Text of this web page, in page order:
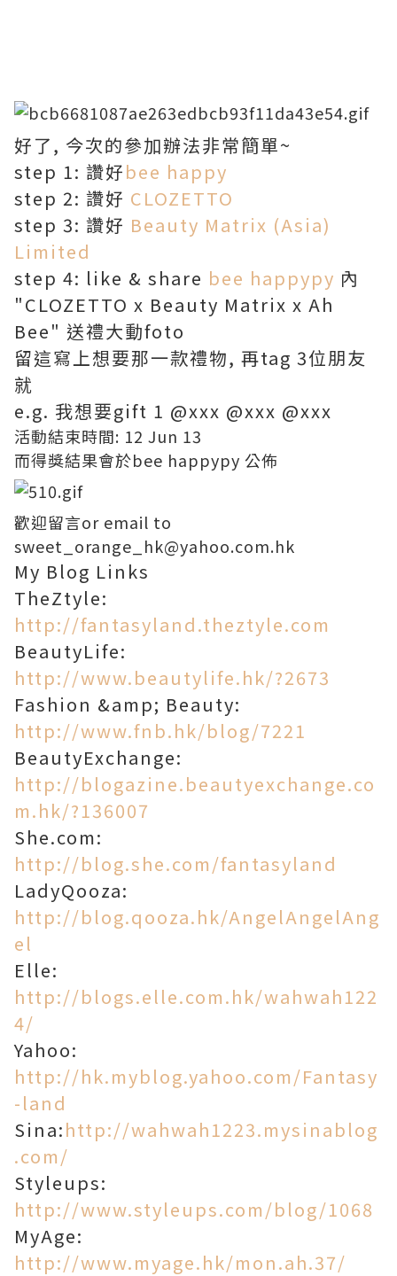
好了, 今次的參加辦法非常簡單~
step 1: 讚好bee happy
step 2: 讚好 CLOZETTO
step 3: 讚好 Beauty Matrix (Asia)
Limited
step 4: like & share bee happypy 內
"CLOZETTO x Beauty Matrix x Ah
Bee" 送禮大動foto
留這寫上想要那一款禮物, 再tag 3位朋友
就
e.g. 我想要gift 1 @xxx @xxx @xxx
活動結束時間: 12 Jun 13
而得獎結果會於bee happypy 公佈
歡迎留言or email to
sweet_orange_hk@yahoo.com.hk
My Blog Links
TheZtyle:
http://fantasyland.theztyle.com
BeautyLife:
http://www.beautylife.hk/?2673
Fashion &amp; Beauty:
http://www.fnb.hk/blog/7221
BeautyExchange:
http://blogazine.beautyexchange.co
m.hk/?136007
She.com:
http://blog.she.com/fantasyland
LadyQooza:
http://blog.qooza.hk/AngelAngelAng
el
Elle:
http://blogs.elle.com.hk/wahwah122
4/
Yahoo:
http://hk.myblog.yahoo.com/Fantasy
-land
Sina:http://wahwah1223.mysinablog
.com/
Styleups:
http://www.styleups.com/blog/1068
MyAge:
http://www.myage.hk/mon.ah.37/